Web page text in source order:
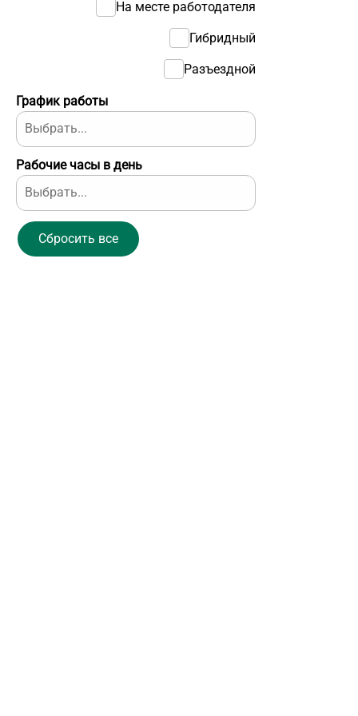
График работы
Рабочие часы в день
На месте работодателя
Гибридный
Разъездной
Сбросить все